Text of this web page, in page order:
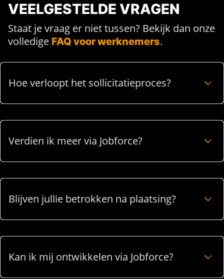
VEELGESTELDE VRAGEN
Staat je vraag er niet tussen? Bekijk dan onze
volledige FAQ voor werknemers.
Hoe verloopt het sollicitatieproces?
Verdien ik meer via Jobforce?
Blijven jullie betrokken na plaatsing?
Kan ik mij ontwikkelen via Jobforce?